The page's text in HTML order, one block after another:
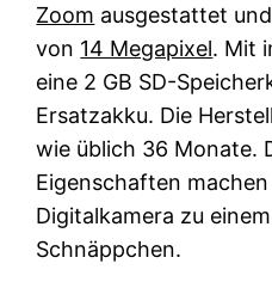
Zoom ausgestattet
von 14 Megapixel. Mit
eine 2 GB SD-
Ersatzakku. Die
wie üblich 36 Monate.
Eigenschaften
Digitalkamera zu
Schnäppchen.